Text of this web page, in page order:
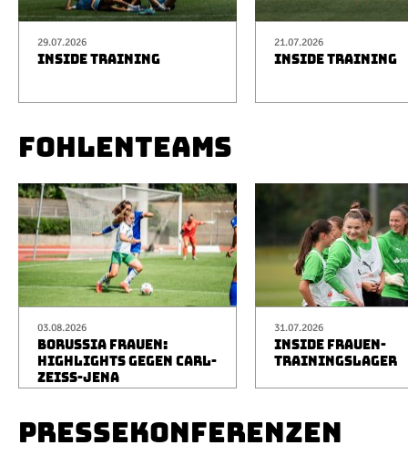
29.07.2026
INSIDE TRAINING
21.07.2026
INSIDE TRAINING
FOHLENTEAMS
03.08.2026
BORUSSIA FRAUEN:
HIGHLIGHTS GEGEN CARL-
ZEISS-JENA
31.07.2026
INSIDE FRAUEN-
TRAININGSLAGER
PRESSEKONFERENZEN